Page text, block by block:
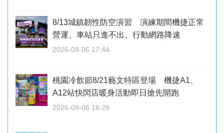
8/13城鎮韌性防空演習 演練期間機捷正常
營運、車站只進不出、行動網路降速
2026-08-06 17:44
桃園冷飲節8/21藝文特區登場 機捷A1、
A12站快閃店暖身活動即日搶先開跑
2026-08-06 16:29